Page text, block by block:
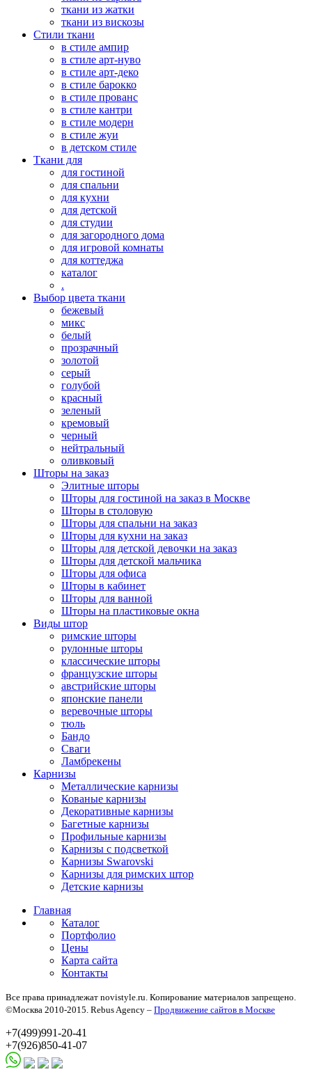
ткани из жатки
ткани из вискозы
Стили ткани
в стиле ампир
в стиле арт-нуво
в стиле арт-деко
в стиле барокко
в стиле прованс
в стиле кантри
в стиле модерн
в стиле жуи
в детском стиле
Ткани для
для гостиной
для спальни
для кухни
для детской
для студии
для загородного дома
для игровой комнаты
для коттеджа
каталог
.
Выбор цвета ткани
бежевый
микс
белый
прозрачный
золотой
серый
голубой
красный
зеленый
кремовый
черный
нейтральный
оливковый
Шторы на заказ
Элитные шторы
Шторы для гостиной на заказ в Москве
Шторы в столовую
Шторы для спальни на заказ
Шторы для кухни на заказ
Шторы для детской девочки на заказ
Шторы для детской мальчика
Шторы для офиса
Шторы в кабинет
Шторы для ванной
Шторы на пластиковые окна
Виды штор
римские шторы
рулонные шторы
классические шторы
французские шторы
австрийские шторы
японские панели
веревочные шторы
тюль
Бандо
Сваги
Ламбрекены
Карнизы
Металлические карнизы
Кованые карнизы
Декоративные карнизы
Багетные карнизы
Профильные карнизы
Карнизы с подсветкой
Карнизы Swarovski
Карнизы для римских штор
Детские карнизы
Главная
Каталог
Портфолио
Цены
Карта сайта
Контакты
Все права принадлежат novistyle.ru. Копирование материалов запрещено.
©Москва 2010-2015. Rebus Agency – Продвижение сайтов в Москве
+7(499)991-20-41
+7(926)850-41-07